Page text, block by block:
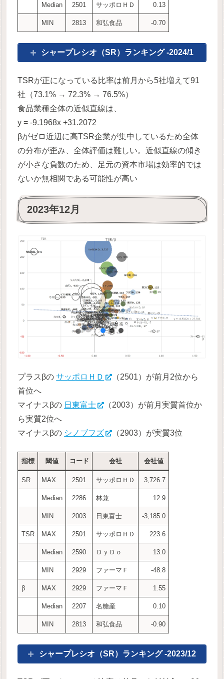
Median 2501 サッポロＨＤ 0.13
MIN 2813 和弘食品 -0.70
シャープレシオ（SR）ランキング -2024/1
TSRが正になっている比率は前月から5社増えて91
社（73.1% → 72.3% → 76.5%）
食品業種全体の近似直線は、
y = -9.1968x +31.2072
βがゼロ近辺に高TSR企業が集中しているため全体
の分布が歪み、全体評価は難しい。近似直線の傾き
が小さな負数のため、足元の資本市場は効率的では
ないか無相関である可能性が高い
2023年12月
プラスβのサッポロＨＤ
（2501）が前月2位から
首位へ
マイナスβの 日東富士
（2003）が前月実質首位か
ら実質2位へ
マイナスβの シノブフズ （2903）が実質3位
指標 閾値 コード 会社 会社値
SR MAX 2501 サッポロＨＤ 3,726.7
Median 2286 林兼 12.9
MIN 2003 日東富士 -3,185.0
TSR MAX 2501 サッポロＨＤ 223.6
Median 2590 ＤｙＤｏ 13.0
MIN 2929 ファーマＦ -48.8
β MAX 2929 ファーマＦ 1.55
Median 2207 名糖産 0.10
MIN 2813 和弘食品 -0.90
シャープレシオ（SR）ランキング -2023/12